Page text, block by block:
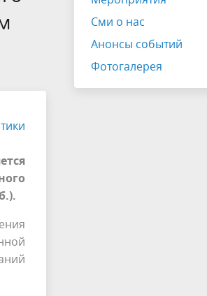
Сми о нас
Анонсы событий
Фотогалерея